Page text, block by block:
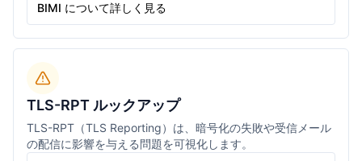
BIMI について詳しく見る
TLS-RPT ルックアップ
TLS-RPT（TLS Reporting）は、暗号化の失敗や受信メール
の配信に影響を与える問題を可視化します。